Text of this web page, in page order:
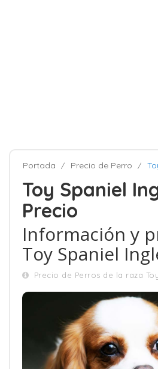
Portada Precio de Perro
Toy Spaniel
Precio
Información y
Toy Spaniel
Precio de Perros de la raza